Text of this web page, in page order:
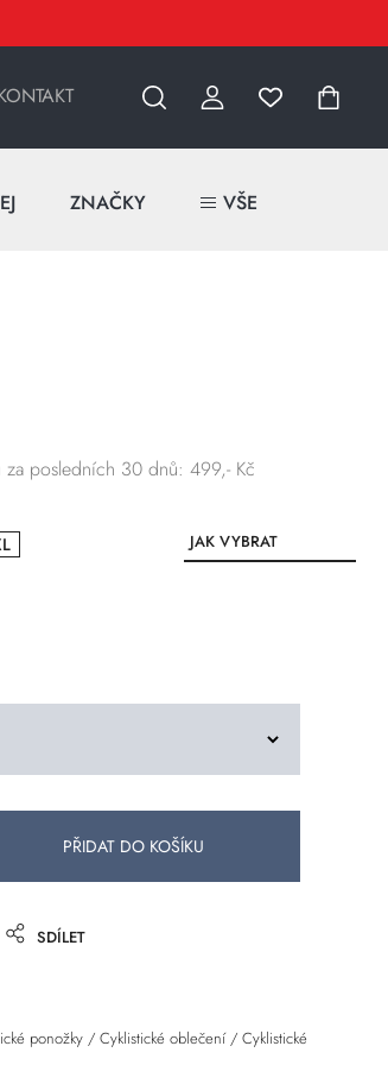
ZNAČKY VŠE
posledních 30 dnů: 499,- Kč
JAK VYBRAT
VELIKOST
SDÍLET
ponožky/ Cyklistické oblečení/ Cyklistické